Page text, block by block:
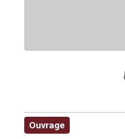
Ouvrage